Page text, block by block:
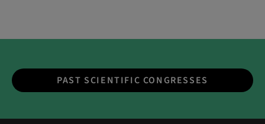
PAST SCIENTIFIC CONGRESSES